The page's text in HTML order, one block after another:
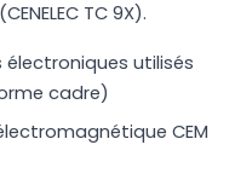
TC 9X).
utilisés
cadre)
CEM